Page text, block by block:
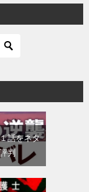
話をネタ
判